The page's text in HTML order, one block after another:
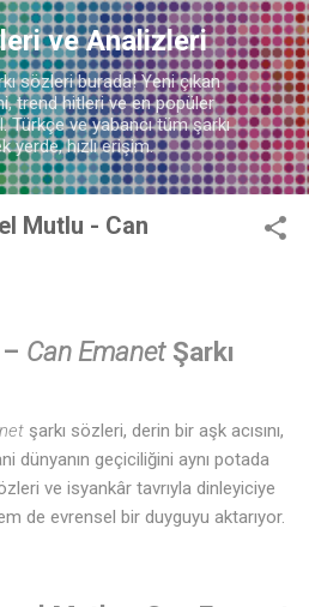
içeriğe atla
ve Analizleri
sözleri burada! Yeni çıkan
trend hitleri ve en popüler
Türkçe ve yabancı tüm şarkı
yerde, hızlı erişim.
Mutlu - Can
Can EmanetŞarkı
şarkı sözleri, derin bir aşk acısını,
dünyanın geçiciliğini aynı potada
ve isyankâr tavrıyla dinleyiciye
de evrensel bir duyguyu aktarıyor.
♫